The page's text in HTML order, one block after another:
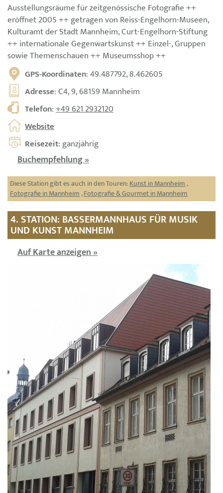
Ausstellungsräume für zeitgenössische Fotografie ++
eröffnet 2005 ++ getragen von Reiss-Engelhorn-Museen,
Kulturamt der Stadt Mannheim, Curt-Engelhorn-Stiftung
++ internationale Gegenwartskunst ++ Einzel-, Gruppen
sowie Themenschauen ++ Museumsshop ++
GPS-Koordinaten: 49.487792, 8.462605
Adresse: C4, 9, 68159 Mannheim
Telefon:+49 621 2932120
Website
Reisezeit: ganzjährig
Buchempfehlung »
Diese Station gibt es auch in den Touren:Kunst in Mannheim,
Fotografie in Mannheim,Fotografie & Gourmet in Mannheim
4. STATION: BASSERMANNHAUS FÜR MUSIK
UND KUNST MANNHEIM
Auf Karte anzeigen »